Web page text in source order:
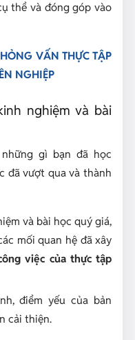
thể và đóng góp vào
VẤN THỰC TẬP
NGHIỆP
nghiệm và bài
gì bạn đã học
đã vượt qua và thành
và bài học quý giá,
mối quan hệ đã xây
việc của thực tập
điểm yếu của bản
cải thiện.